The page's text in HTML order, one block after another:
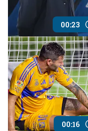
00:23
00:16